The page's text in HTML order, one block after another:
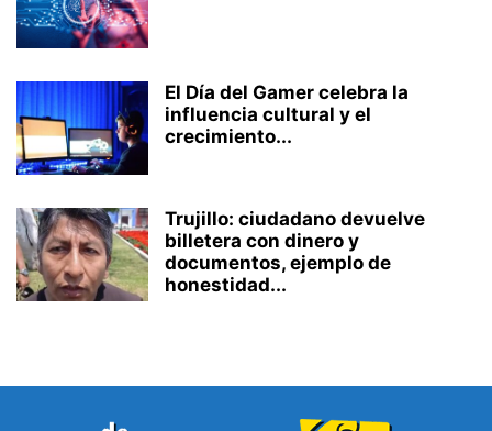
El Día del Gamer celebra la
influencia cultural y el
crecimiento...
Trujillo: ciudadano devuelve
billetera con dinero y
documentos, ejemplo de
honestidad...